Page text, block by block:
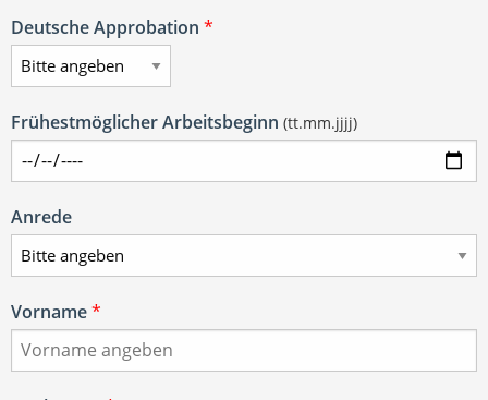
Deutsche Approbation *
Frühestmöglicher Arbeitsbeginn (tt.mm.jjjj)
Anrede
Vorname*